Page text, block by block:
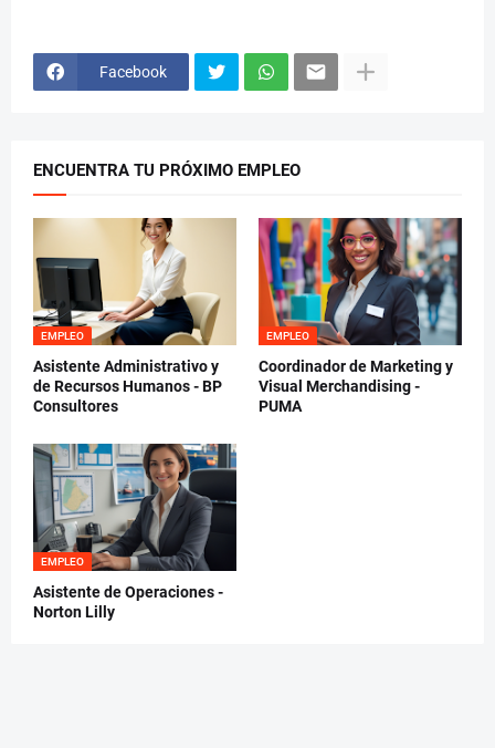
Facebook
ENCUENTRA TU PRÓXIMO EMPLEO
EMPLEO
Asistente Administrativo y
de Recursos Humanos - BP
Consultores
EMPLEO
Coordinador de Marketing y
Visual Merchandising -
PUMA
EMPLEO
Asistente de Operaciones -
Norton Lilly